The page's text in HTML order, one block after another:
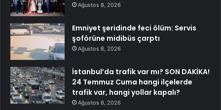
Ağustos 8, 2026
Emniyet şeridinde feci ölüm: Servis
şoförüne midibüs çarptı
Ağustos 8, 2026
İstanbul’da trafik var mı? SON DAKİKA!
24 Temmuz Cuma hangi ilçelerde
trafik var, hangi yollar kapalı?
Ağustos 8, 2026